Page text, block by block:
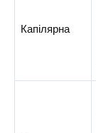
Капілярна